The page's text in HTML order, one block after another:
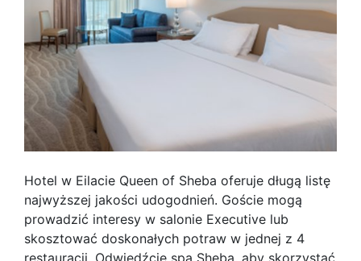
Hotel w Eilacie Queen of Sheba oferuje długą listę
najwyższej jakości udogodnień. Goście mogą
prowadzić interesy w salonie Executive lub
skosztować doskonałych potraw w jednej z 4
restauracji. Odwiedźcie spa Sheba, aby skorzystać